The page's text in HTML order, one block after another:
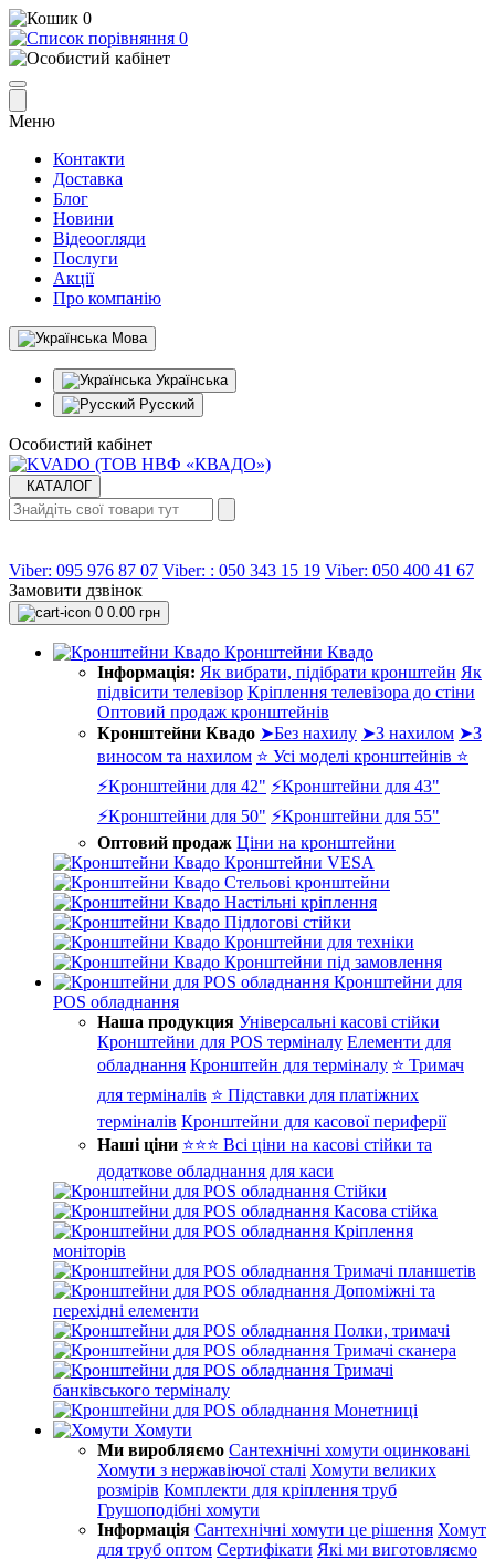
0
0
Меню
Контакти
Доставка
Блог
Новини
Відеоогляди
Послуги
Акції
Про компанію
Мова
Українська
Русский
Особистий кабінет
КАТАЛОГ
Viber: 095 976 87 07 Viber: : 050 343 15 19‬ Viber: 050 400 41 67
Замовити дзвінок
0 0.00 грн
Кронштейни Квадо
Інформація: Як вибрати, підібрати кронштейн Як
підвісити телевізор Кріплення телевізора до стіни
Оптовий продаж кронштейнів
Кронштейни Квадо ➤Без нахилу ➤З нахилом ➤З
виносом та нахилом ⭐ Усі моделі кронштейнів ⭐
⚡Кронштейни для 42" ⚡Кронштейни для 43"
⚡Кронштейни для 50" ⚡Кронштейни для 55"
Оптовий продаж Ціни на кронштейни
Кронштейни VESA
Стельові кронштейни
Настільні кріплення
Підлогові стійки
Кронштейни для техніки
Кронштейни під замовлення
Кронштейни для
POS обладнання
Наша продукция Універсальні касові стійки
Кронштейни для POS терміналу Елементи для
обладнання Кронштейн для терміналу ⭐ Тримач
для терміналів ⭐ Підставки для платіжних
терміналів Кронштейни для касової периферії
Наші ціни ⭐⭐⭐ Всі ціни на касові стійки та
додаткове обладнання для каси
Стійки
Касова стійка
Кріплення
моніторів
Тримачі планшетів
Допоміжні та
перехідні елементи
Полки, тримачі
Тримачі сканера
Тримачі
банківського терміналу
Монетниці
Хомути
Ми виробляємо Сантехнічні хомути оцинковані
Хомути з нержавіючої сталі Хомути великих
розмірів Комплекти для кріплення труб
Грушоподібні хомути
Інформація Сантехнічні хомути це рішення Хомут
для труб оптом Сертифікати Які ми виготовляємо